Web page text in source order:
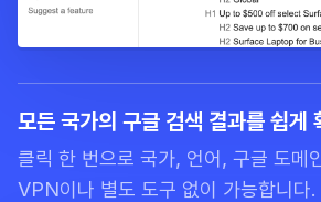
모든 국가의 구글 검색 결과를 쉽게
클릭 한 번으로 국가, 언어, 구글 도메
VPN이나 별도 도구 없이 가능합니다.